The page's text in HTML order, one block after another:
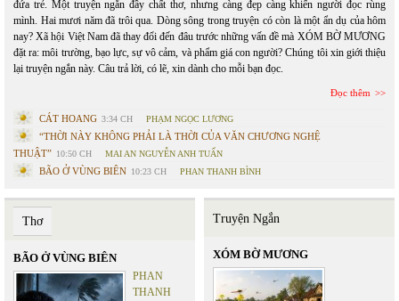
đứa trẻ. Một truyện ngắn đầy chất thơ, nhưng càng đẹp càng khiến người đọc rùng
mình. Hai mươi năm đã trôi qua. Dòng sông trong truyện có còn là một ẩn dụ của hôm
nay? Xã hội Việt Nam đã thay đổi đến đâu trước những vấn đề mà XÓM BỜ MƯƠNG
đặt ra: môi trường, bạo lực, sự vô cảm, và phẩm giá con người? Chúng tôi xin giới thiệu
lại truyện ngắn này. Câu trả lời, có lẽ, xin dành cho mỗi bạn đọc.
Đọc thêm
CÁT HOANG 3:34 CH PHẠM NGỌC LƯƠNG
“THỜI NÀY KHÔNG PHẢI LÀ THỜI CỦA VĂN CHƯƠNG NGHỆ
THUẬT” 10:50 CH MAI AN NGUYỄN ANH TUẤN
BÃO Ở VÙNG BIÊN 10:23 CH PHAN THANH BÌNH
Thơ
BÃO Ở VÙNG BIÊN
PHAN
THANH
Truyện Ngắn
XÓM BỜ MƯƠNG